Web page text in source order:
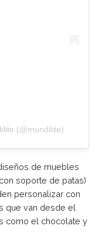
(@mundilite)
de muebles
soporte de patas)
personalizar con
que van desde el
como el chocolate y